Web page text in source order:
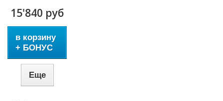
15'840 руб
в корзину
+ БОНУС
Еще